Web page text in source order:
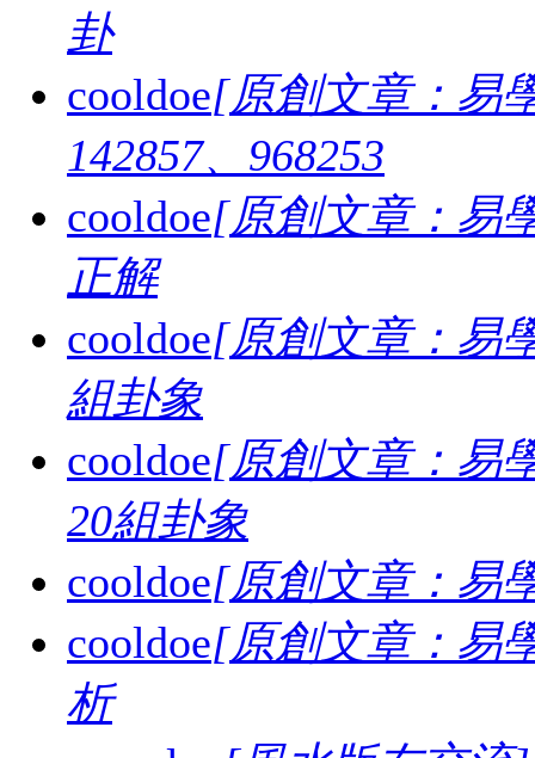
卦
cooldoe[原創文章：易
142857、968253
cooldoe[原創文章：易
正解
cooldoe[原創文章：易
組卦象
cooldoe[原創文章：易
20組卦象
cooldoe[原創文章：易
cooldoe[原創文章：易
析